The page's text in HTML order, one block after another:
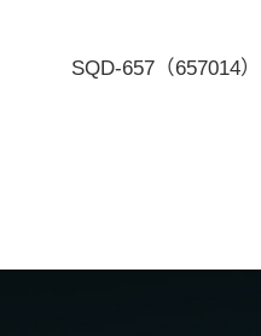
SQD-657（657014